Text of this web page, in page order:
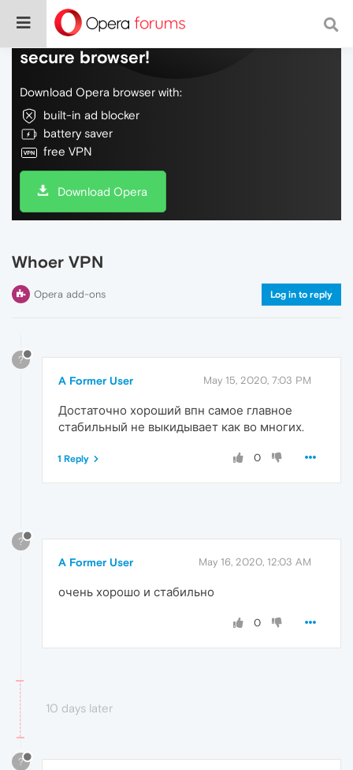
Do more on the web, with a fast and
secure browser!
Download Opera browser with:
built-in ad blocker
battery saver
free VPN
Download Opera
Whoer VPN
Opera add-ons Log in to reply
?
A Former User May 15, 2020, 7:03 PM
Достаточно хороший впн самое главное
стабильный не выкидывает как во многих.
0
1 Reply
?
A Former User May 16, 2020, 12:03 AM
очень хорошо и стабильно
0
10 days later
?